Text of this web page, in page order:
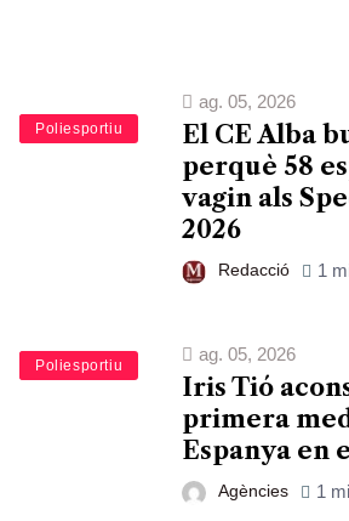
Esports
Poliesportiu
ag. 05, 2026
El CE Alba
perquè 58
vagin als
2026
Redacció 1
Esports
Poliesportiu
ag. 05, 2026
Iris Tió
primera
Espanya en
Agències 1